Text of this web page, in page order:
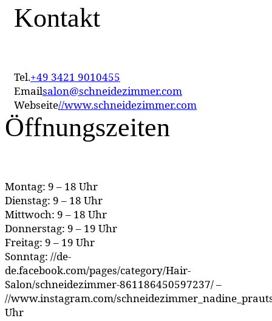
Kontakt
Tel.+49 3421 9010455
Emailsalon@schneidezimmer.com
Webseite//www.schneidezimmer.com
Öffnungszeiten
Montag: 9 – 18 Uhr
Dienstag: 9 – 18 Uhr
Mittwoch: 9 – 18 Uhr
Donnerstag: 9 – 19 Uhr
Freitag: 9 – 19 Uhr
Sonntag: //de-
de.facebook.com/pages/category/Hair-
Salon/schneidezimmer-861186450597237/ –
//www.instagram.com/
Uhr